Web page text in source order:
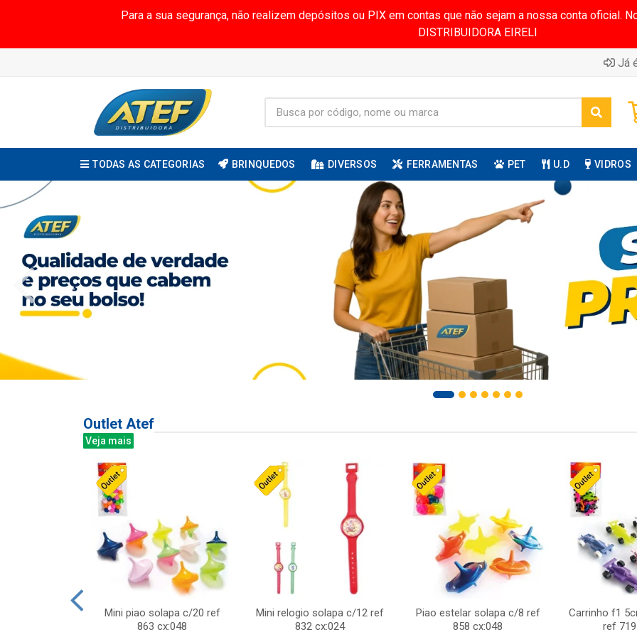
Para a sua segurança, não realizem depósitos ou PIX em contas que não sejam a nossa conta oficial.
DISTRIBUIDORA EIRELI
Já
TODAS AS CATEGORIAS BRINQUEDOS DIVERSOS FERRAMENTAS PET U.D VIDROS
Outlet Atef
Veja mais
Mini piao solapa c/20 ref
863 cx:048
Mini relogio solapa c/12 ref
832 cx:024
Piao estelar solapa c/8 ref
858 cx:048
Carrinho f1
ref